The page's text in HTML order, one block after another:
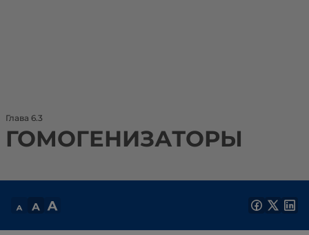
Глава 6.3
ГОМОГЕНИЗАТОРЫ